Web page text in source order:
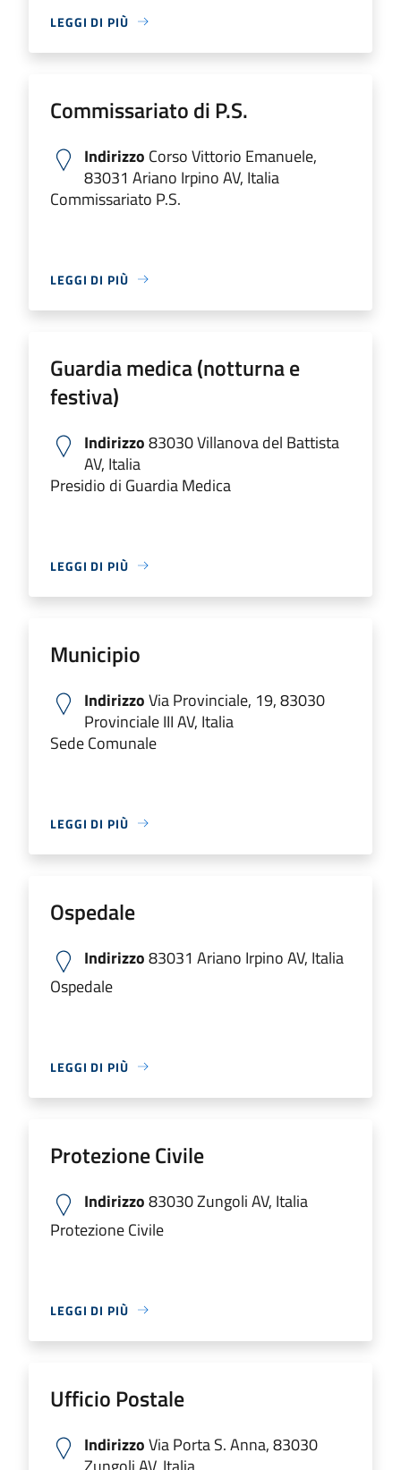
LEGGI DI PIÙ
Commissariato di P.S.
Indirizzo Corso Vittorio Emanuele,
83031 Ariano Irpino AV, Italia
Commissariato P.S.
LEGGI DI PIÙ
Guardia medica (notturna e
festiva)
Indirizzo83030 Villanova del Battista
AV, Italia
Presidio di Guardia Medica
LEGGI DI PIÙ
Municipio
IndirizzoVia Provinciale, 19, 83030
Provinciale III AV, Italia
Sede Comunale
LEGGI DI PIÙ
Ospedale
Indirizzo83031 Ariano Irpino AV, Italia
Ospedale
LEGGI DI PIÙ
Protezione Civile
Indirizzo83030 Zungoli AV, Italia
Protezione Civile
LEGGI DI PIÙ
Ufficio Postale
IndirizzoVia Porta S. Anna, 83030